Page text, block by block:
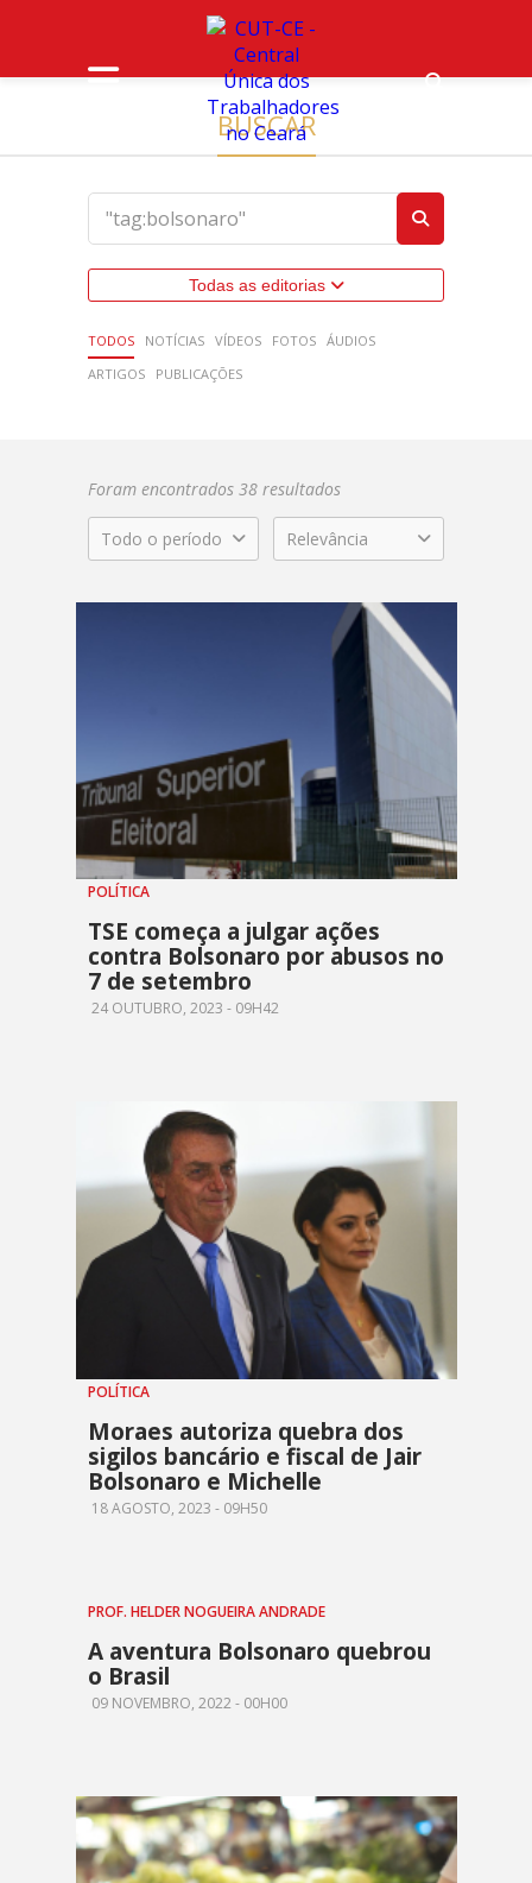
BUSCAR
Todas as editorias
TODOS NOTÍCIAS VÍDEOS FOTOS ÁUDIOS
ARTIGOS
PUBLICAÇÕES
Foram encontrados 38 resultados
Todo o período Relevância
POLÍTICA
TSE começa a julgar ações
contra Bolsonaro por abusos no
7 de setembro
24 OUTUBRO, 2023 - 09H42
POLÍTICA
Moraes autoriza quebra dos
sigilos bancário e fiscal de Jair
Bolsonaro e Michelle
18 AGOSTO, 2023 - 09H50
PROF. HELDER NOGUEIRA ANDRADE
A aventura Bolsonaro quebrou
o Brasil
09 NOVEMBRO, 2022 - 00H00